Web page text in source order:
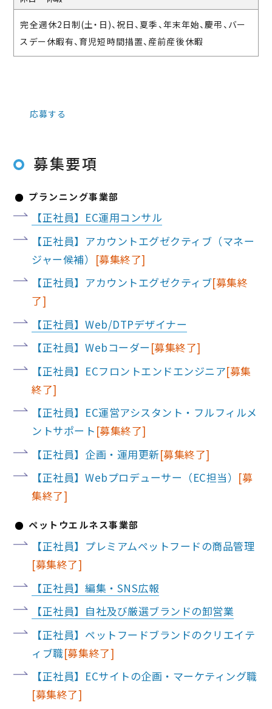
完全週休2日制(土・日)、祝日、夏季、年末年始、慶弔、バー
スデー休暇有、育児短時間措置、産前産後休暇
応募する
募集要項
プランニング事業部
【正社員】EC運用コンサル
【正社員】アカウントエグゼクティブ（マネー
ジャー候補）
【正社員】アカウントエグゼクティブ
【正社員】Web/DTPデザイナー
【正社員】Webコーダー
【正社員】ECフロントエンドエンジニア
【正社員】EC運営アシスタント・フルフィルメ
ントサポート
【正社員】企画・運用更新
【正社員】Webプロデューサー（EC担当）
ペットウエルネス事業部
【正社員】プレミアムペットフードの商品管理
【正社員】編集・SNS広報
【正社員】自社及び厳選ブランドの卸営業
【正社員】ペットフードブランドのクリエイテ
ィブ職
【正社員】ECサイトの企画・マーケティング職